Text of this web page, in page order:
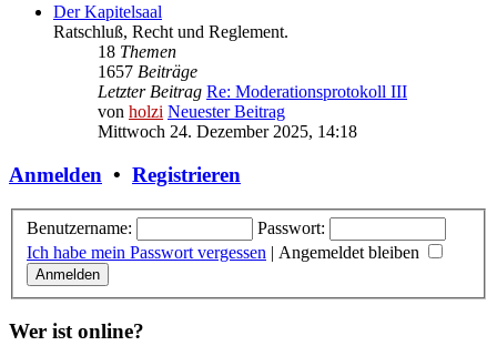
Der Kapitelsaal
Ratschluß, Recht und Reglement.
18 Themen
1657 Beiträge
Letzter Beitrag Re: Moderationsprotokoll III
von holzi Neuester Beitrag
Mittwoch 24. Dezember 2025, 14:18
Anmelden • Registrieren
Benutzername:
Passwort:
Ich habe mein Passwort vergessen | Angemeldet bleiben
Wer ist online?